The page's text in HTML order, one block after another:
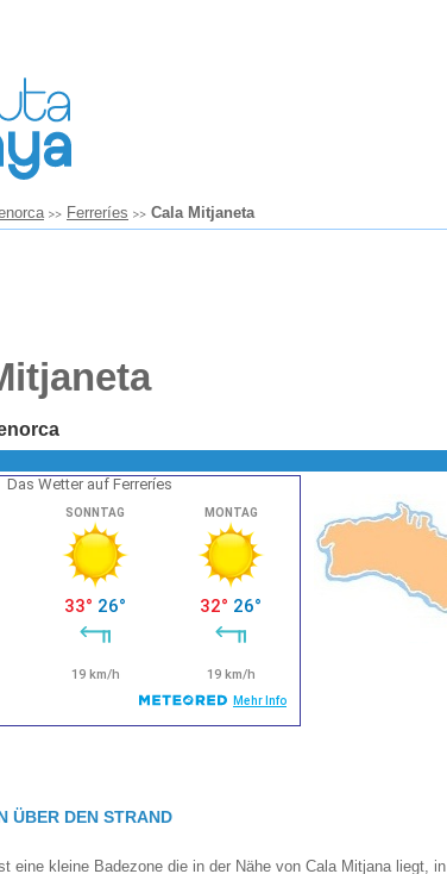
Ferreríes Cala Mitjaneta
Das Wetter auf Ferreríes
ÜBER DEN STRAND
eine kleine Badezone die in der Nähe von Cala Mitjana liegt, in